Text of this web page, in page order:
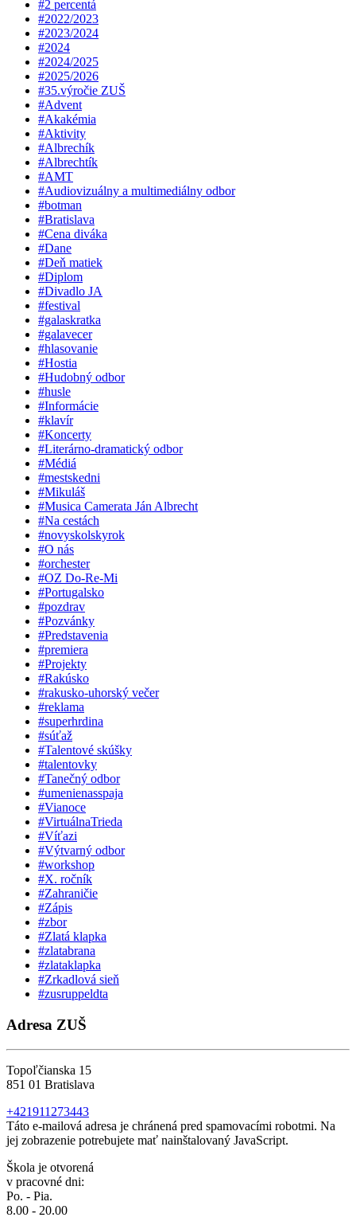
#2 percentá
#2022/2023
#2023/2024
#2024
#2024/2025
#2025/2026
#35.výročie ZUŠ
#Advent
#Akakémia
#Aktivity
#Albrechík
#Albrechtík
#AMT
#Audiovizuálny a multimediálny odbor
#botman
#Bratislava
#Cena diváka
#Dane
#Deň matiek
#Diplom
#Divadlo JA
#festival
#galaskratka
#galavecer
#hlasovanie
#Hostia
#Hudobný odbor
#husle
#Informácie
#klavír
#Koncerty
#Literárno-dramatický odbor
#Médiá
#mestskedni
#Mikuláš
#Musica Camerata Ján Albrecht
#Na cestách
#novyskolskyrok
#O nás
#orchester
#OZ Do-Re-Mi
#Portugalsko
#pozdrav
#Pozvánky
#Predstavenia
#premiera
#Projekty
#Rakúsko
#rakusko-uhorský večer
#reklama
#superhrdina
#súťaž
#Talentové skúšky
#talentovky
#Tanečný odbor
#umenienasspaja
#Vianoce
#VirtuálnaTrieda
#Víťazi
#Výtvarný odbor
#workshop
#X. ročník
#Zahraničie
#Zápis
#zbor
#Zlatá klapka
#zlatabrana
#zlataklapka
#Zrkadlová sieň
#zusruppeldta
Adresa ZUŠ
Topoľčianska 15
851 01 Bratislava
+421911273443
Táto e-mailová adresa je chránená pred spamovacími robotmi. Na
jej zobrazenie potrebujete mať nainštalovaný JavaScript.
Škola je otvorená
v pracovné dni:
Po. - Pia.
8.00 - 20.00